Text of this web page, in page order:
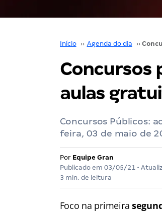
Início ›› Agenda do dia ››
Concursos
aulas
Concursos Públicos:
feira, 03 de maio de
Por Equipe Gran
Publicado em 03/05/21•
3 min. de leitura
Foco na primeira